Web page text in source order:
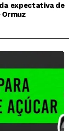
expectativa de